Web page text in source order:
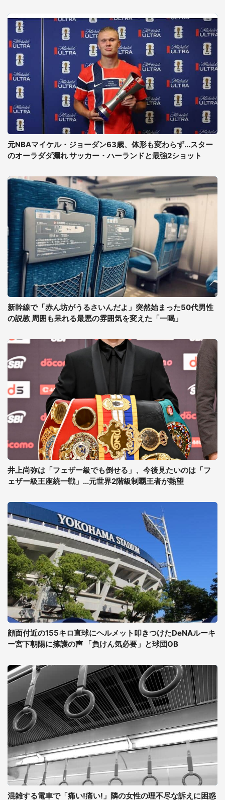
元NBAマイケル・ジョーダン63歳、体形も変わらず...スター
のオーラダダ漏れ サッカー・ハーランドと最強2ショット
新幹線で「赤ん坊がうるさいんだよ」突然始まった50代男性
の説教 周囲も呆れる最悪の雰囲気を変えた「一喝」
井上尚弥は「フェザー級でも倒せる」、今後見たいのは「フ
ェザー級王座統一戦」...元世界2階級制覇王者が熱望
顔面付近の155キロ直球にヘルメット叩きつけたDeNAルーキ
ー宮下朝陽に擁護の声 「負けん気必要」と球団OB
混雑する電車で「痛い!痛い!」隣の女性の理不尽な訴えに困惑